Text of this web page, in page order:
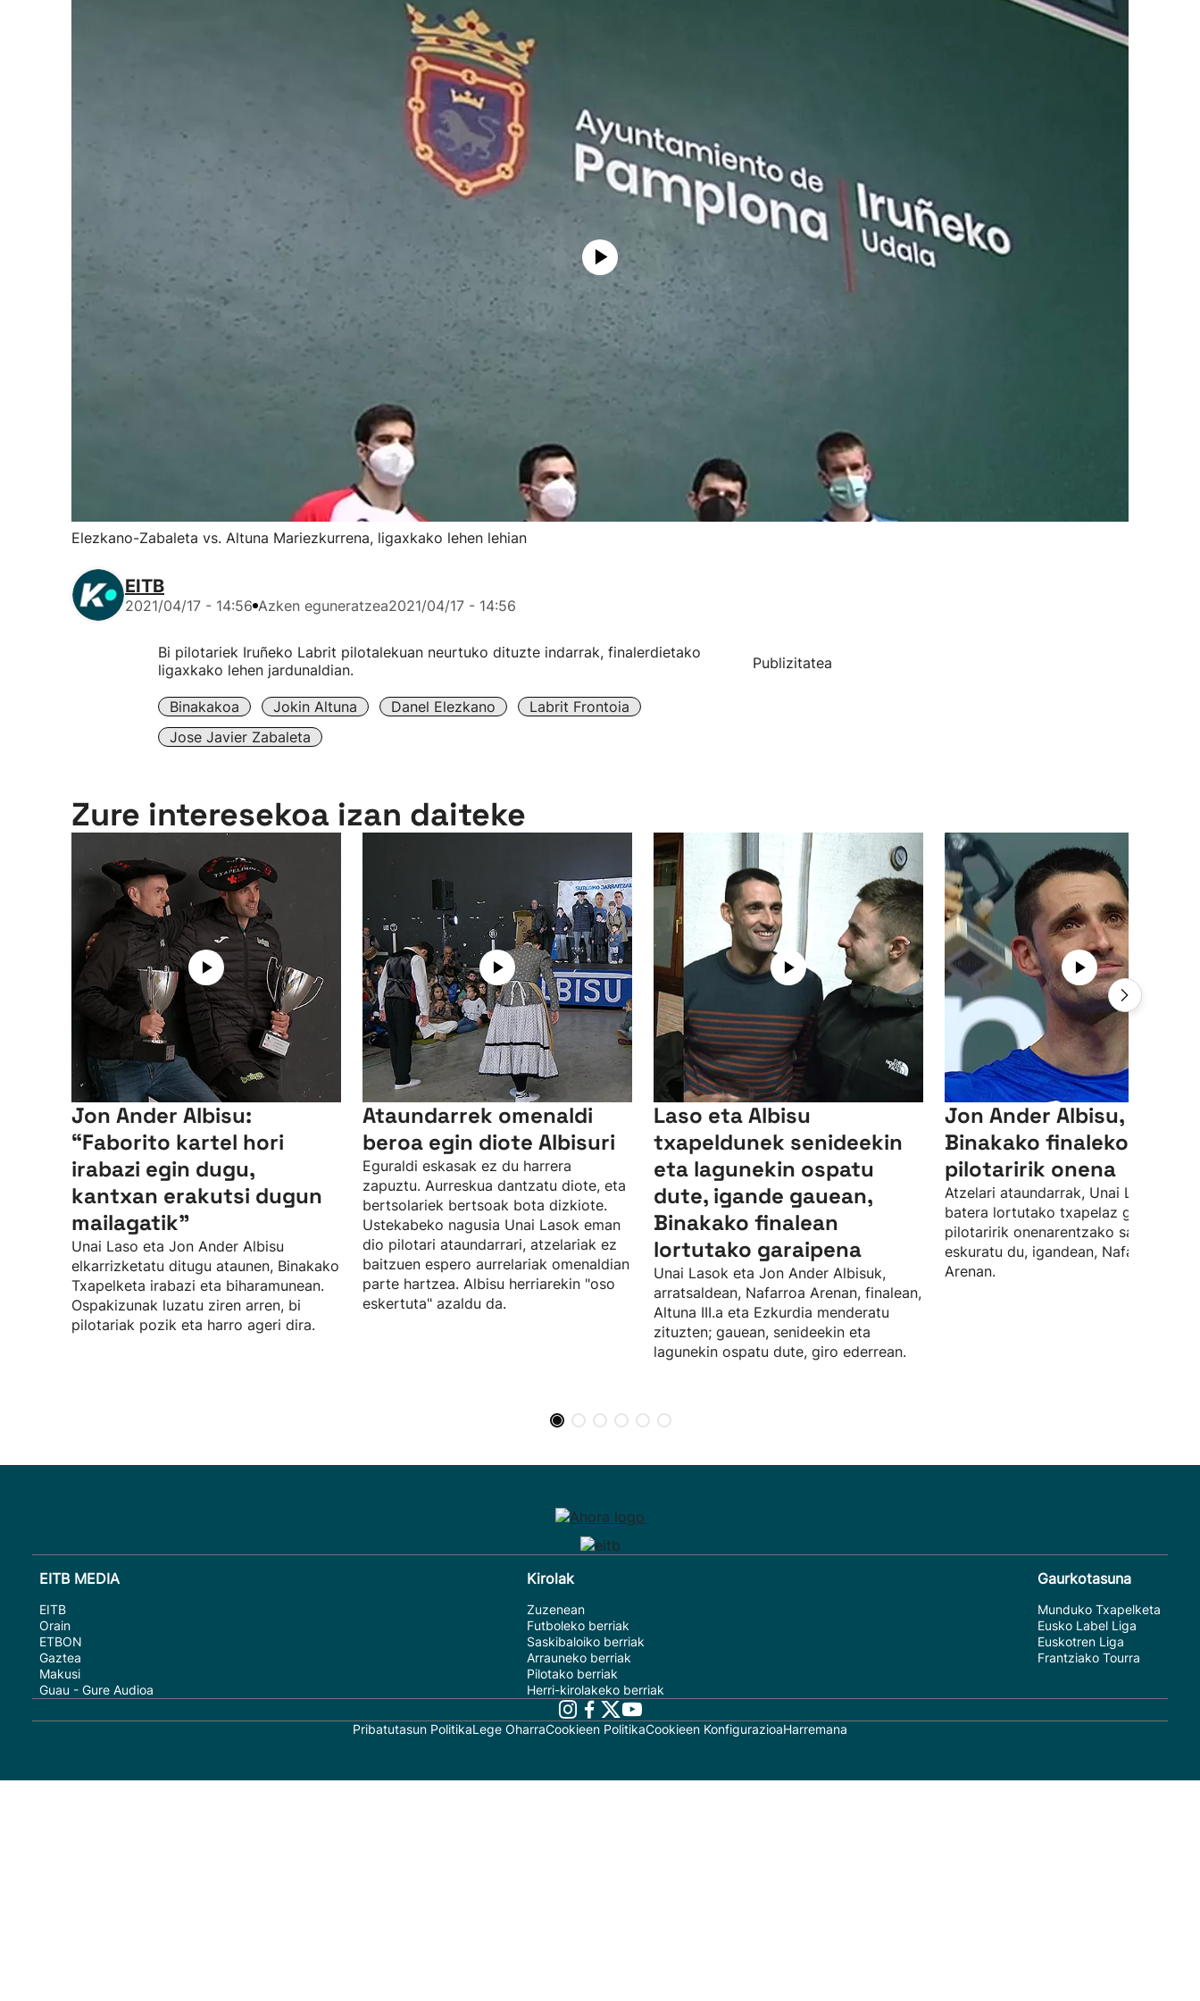
Elezkano-Zabaleta vs. Altuna Mariezkurrena, ligaxkako lehen lehian
EITB
2021/04/17 - 14:56 Azken eguneratzea2021/04/17 - 14:56
Bi pilotariek Iruñeko Labrit pilotalekuan neurtuko dituzte indarrak, finalerdietako
ligaxkako lehen jardunaldian.
Binakakoa Jokin Altuna Danel Elezkano
Labrit Frontoia
Jose Javier Zabaleta
Publizitatea
Zure interesekoa izan daiteke
Jon Ander Albisu:
“Faborito kartel hori
irabazi egin dugu,
kantxan erakutsi dugun
mailagatik”
Unai Laso eta Jon Ander Albisu
elkarrizketatu ditugu ataunen, Binakako
Txapelketa irabazi eta biharamunean.
Ospakizunak luzatu ziren arren, bi
pilotariak pozik eta harro ageri dira.
Ataundarrek omenaldi
beroa egin diote Albisuri
Eguraldi eskasak ez du harrera
zapuztu. Aurreskua dantzatu diote, eta
bertsolariek bertsoak bota dizkiote.
Ustekabeko nagusia Unai Lasok eman
dio pilotari ataundarrari, atzelariak ez
baitzuen espero aurrelariak omenaldian
parte hartzea. Albisu herriarekin "oso
eskertuta" azaldu da.
Laso eta Albisu
txapeldunek senideekin
eta lagunekin ospatu
dute, igande gauean,
Binakako finalean
lortutako garaipena
Unai Lasok eta Jon Ander Albisuk,
arratsaldean, Nafarroa Arenan, finalean,
Altuna III.a eta Ezkurdia menderatu
zituzten; gauean, senideekin eta
lagunekin ospatu dute, giro ederrean.
Jon Ander Albisu,
Binakako finaleko
pilotaririk onena
Atzelari ataundarrak, Unai Lasorekin
batera lortutako txapelaz gain,
pilotaririk onenarentzako saria ere
eskuratu du, igandean, Nafarroa
Arenan.
EITB MEDIA
EITB
Orain
ETBON
Gaztea
Makusi
Guau - Gure Audioa
Kirolak
Zuzenean
Futboleko berriak
Saskibaloiko berriak
Arrauneko berriak
Pilotako berriak
Herri-kirolakeko berriak
Gaurkotasuna
Munduko Txapelketa
Eusko Label Liga
Euskotren Liga
Frantziako Tourra
Pribatutasun PolitikaLege OharraCookieen PolitikaCookieen KonfigurazioaHarremana